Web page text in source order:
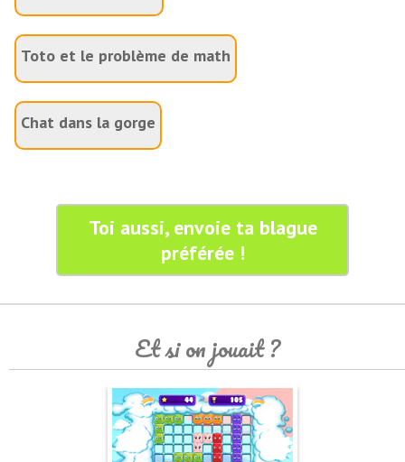
Toto et le problème de math
Chat dans la gorge
Toi aussi, envoie ta blague
préférée !
Et si on jouait ?